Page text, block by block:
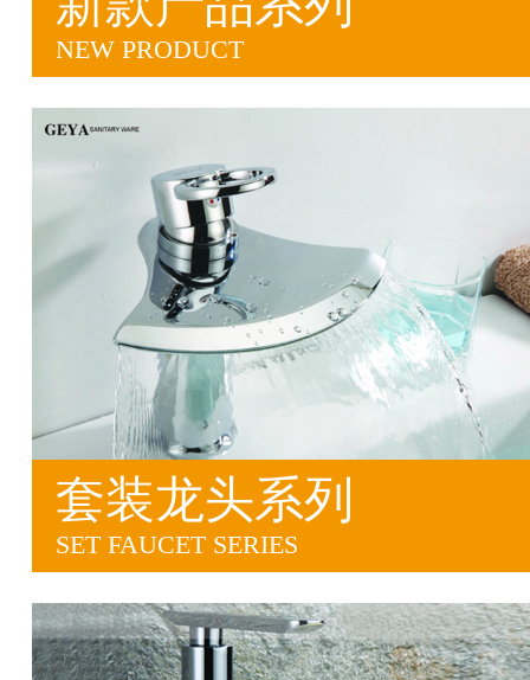
NEW PRODUCT
套装龙头系列
SET FAUCET SERIES